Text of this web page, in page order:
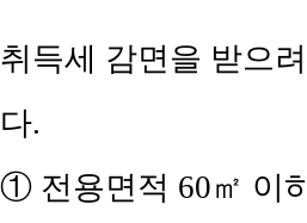
취득세 감면을 받으
다.
① 전용면적 60㎡ 이